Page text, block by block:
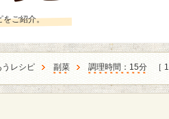
をご紹介。
うレシピ 副菜 調理時間：15分 ［